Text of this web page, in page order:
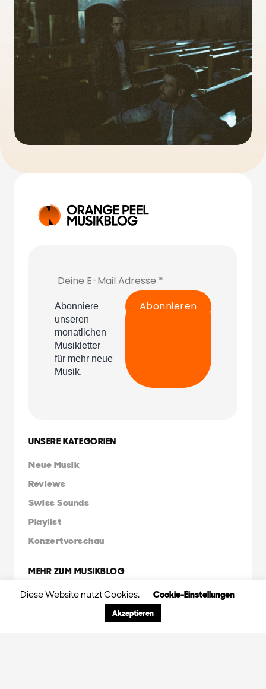
UNSERE KATEGORIEN
Neue Musik
Reviews
Swiss Sounds
Playlist
Konzertvorschau
MEHR ZUM MUSIKBLOG
Über uns
Diese Website nutzt Cookies. Cookie-Einstellungen
Akzeptieren